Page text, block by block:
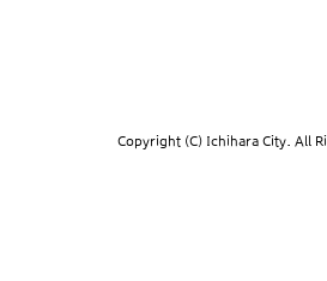
Copyright (C) Ichihara City. All